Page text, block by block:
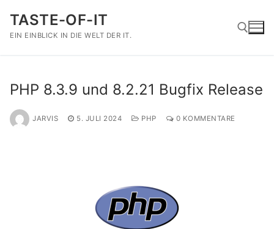
Inhalt
springen
TASTE-OF-IT
EIN EINBLICK IN DIE WELT DER IT.
PHP 8.3.9 und 8.2.21 Bugfix Release
JARVIS 5. JULI 2024 PHP 0 KOMMENTARE